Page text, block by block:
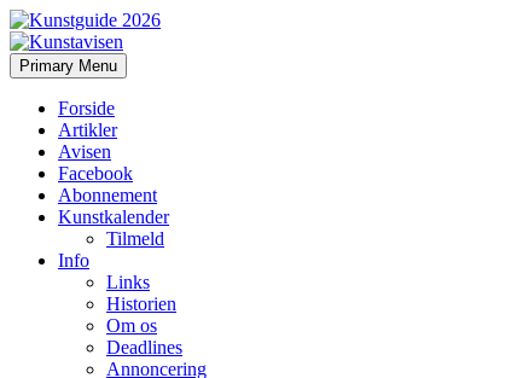
Kunstavisen
Search
Primary Menu Skip
to
Forside
Artikler
Avisen
Facebook
Abonnement
Kunstkalender
Tilmeld
Info
Links
Historien
Om os
Deadlines
Annoncering